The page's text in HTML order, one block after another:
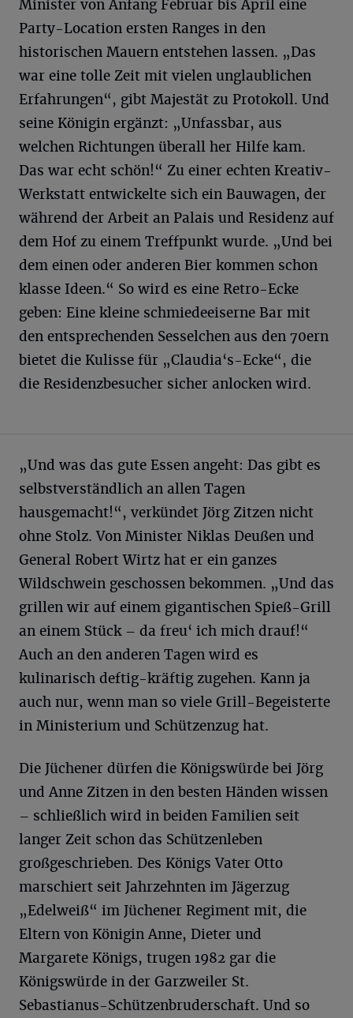
Minister von Anfang Februar bis April eine
Party-Location ersten Ranges in den
historischen Mauern entstehen lassen. „Das
war eine tolle Zeit mit vielen unglaublichen
Erfahrungen“, gibt Majestät zu Protokoll. Und
seine Königin ergänzt: „Unfassbar, aus
welchen Richtungen überall her Hilfe kam.
Das war echt schön!“ Zu einer echten Kreativ-
Werkstatt entwickelte sich ein Bauwagen, der
während der Arbeit an Palais und Residenz auf
dem Hof zu einem Treffpunkt wurde. „Und bei
dem einen oder anderen Bier kommen schon
klasse Ideen.“ So wird es eine Retro-Ecke
geben: Eine kleine schmiedeeiserne Bar mit
den entsprechenden Sesselchen aus den 70ern
bietet die Kulisse für „Claudia‘s-Ecke“, die
die Residenzbesucher sicher anlocken wird.
„Und was das gute Essen angeht: Das gibt es
selbstverständlich an allen Tagen
hausgemacht!“, verkündet Jörg Zitzen nicht
ohne Stolz. Von Minister Niklas Deußen und
General Robert Wirtz hat er ein ganzes
Wildschwein geschossen bekommen. „Und das
grillen wir auf einem gigantischen Spieß-Grill
an einem Stück – da freu‘ ich mich drauf!“
Auch an den anderen Tagen wird es
kulinarisch deftig-kräftig zugehen. Kann ja
auch nur, wenn man so viele Grill-Begeisterte
in Ministerium und Schützenzug hat.
Die Jüchener dürfen die Königswürde bei Jörg
und Anne Zitzen in den besten Händen wissen
– schließlich wird in beiden Familien seit
langer Zeit schon das Schützenleben
großgeschrieben. Des Königs Vater Otto
marschiert seit Jahrzehnten im Jägerzug
„Edelweiß“ im Jüchener Regiment mit, die
Eltern von Königin Anne, Dieter und
Margarete Königs, trugen 1982 gar die
Königswürde in der Garzweiler St.
Sebastianus-Schützenbruderschaft. Und so